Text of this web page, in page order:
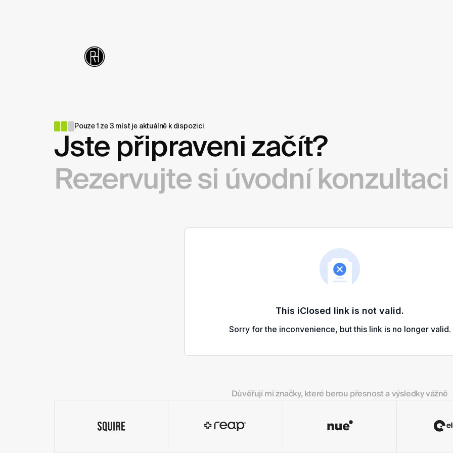
Pouze 1 ze 3 míst je aktuálně k dispozici
Jste připraveni začít?
Rezervujte si úvodní konzultaci
Důvěřují mi značky, které berou přesnost a výsledky vážně